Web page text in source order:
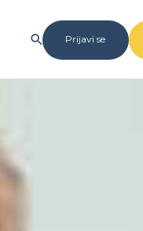
Prijavi se